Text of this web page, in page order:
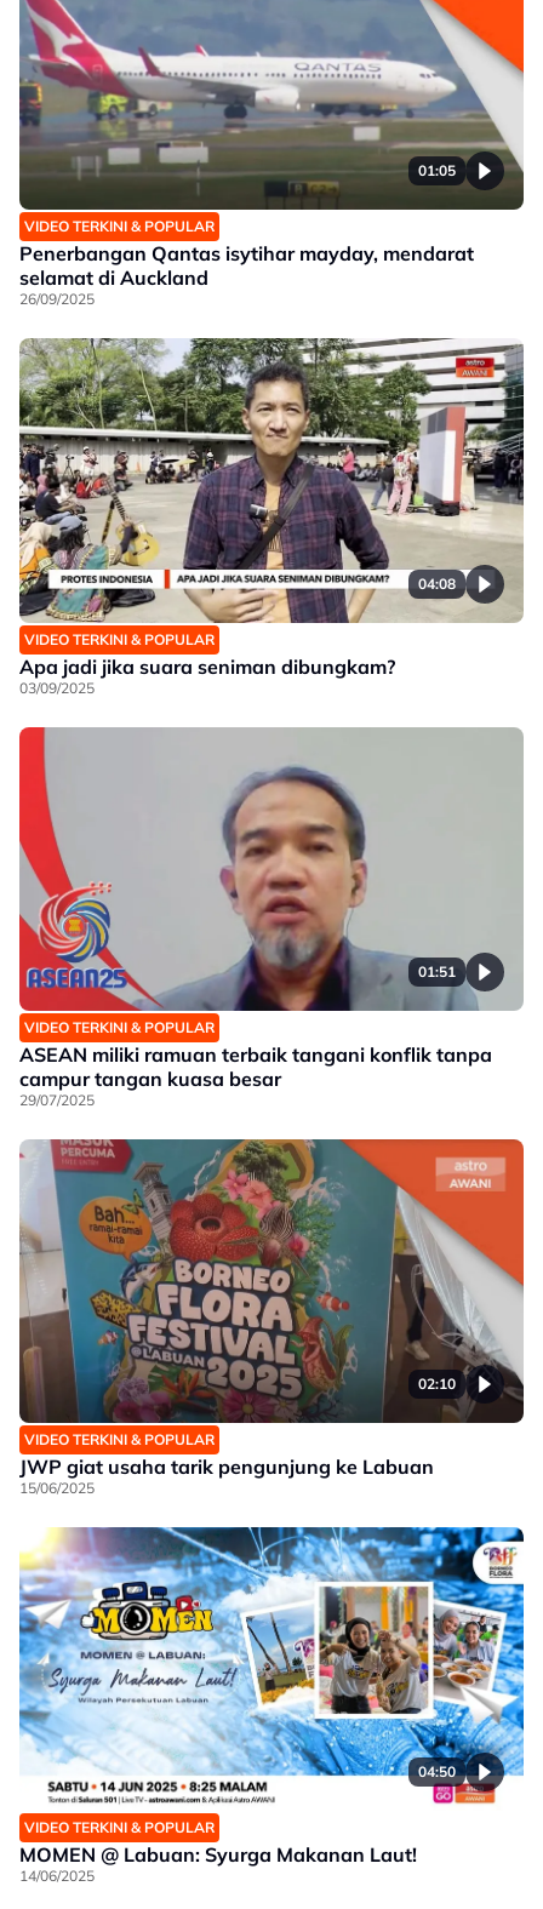
01:05
VIDEO TERKINI & POPULAR
Penerbangan Qantas isytihar mayday, mendarat
selamat di Auckland
26/09/2025
04:08
VIDEO TERKINI & POPULAR
Apa jadi jika suara seniman dibungkam?
03/09/2025
01:51
VIDEO TERKINI & POPULAR
ASEAN miliki ramuan terbaik tangani konflik tanpa
campur tangan kuasa besar
29/07/2025
02:10
VIDEO TERKINI & POPULAR
JWP giat usaha tarik pengunjung ke Labuan
15/06/2025
04:50
VIDEO TERKINI & POPULAR
MOMEN @ Labuan: Syurga Makanan Laut!
14/06/2025